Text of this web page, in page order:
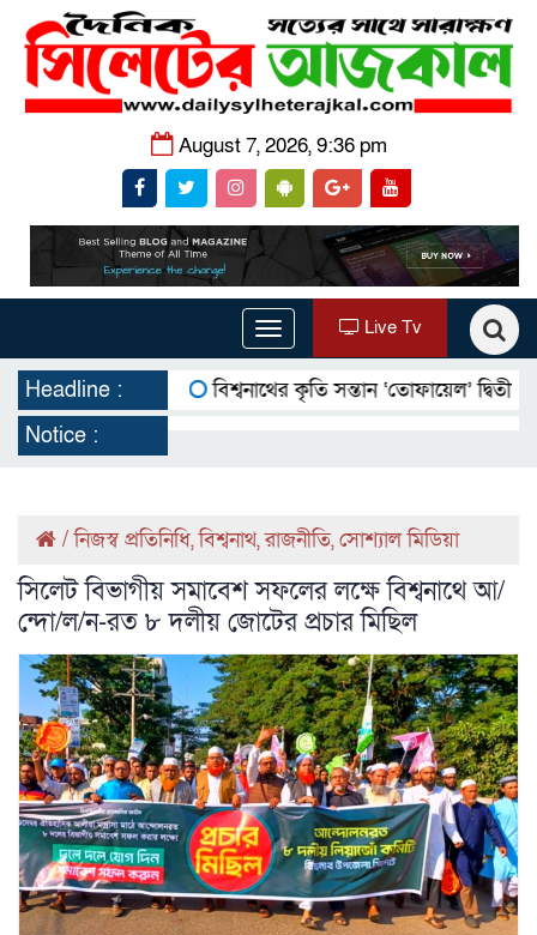
August 7, 2026, 9:36 pm
Toggle
navigation
Live Tv
Headline :
বিশ্বনাথের কৃতি সন্তান ‘তোফায়েল’ দ্বিতীয়
Notice :
/নিজস্ব প্রতিনিধি,বিশ্বনাথ,রাজনীতি,সোশ্যাল মিডিয়া
সিলেট বিভাগীয় সমাবেশ সফলের লক্ষে বিশ্বনাথে আ/
ন্দো/ল/ন-রত ৮ দলীয় জোটের প্রচার মিছিল